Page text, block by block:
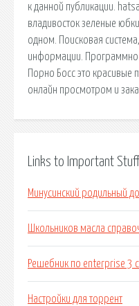
к данной публикации.
владивосток зеленые
одном. Поисковая
информации.
Порно Босс это
онлайн просмотром и
Links to Important Stuff
Минусинский родильный
Школьников масла
Решебник по enterprise 3
Настройки для торрент